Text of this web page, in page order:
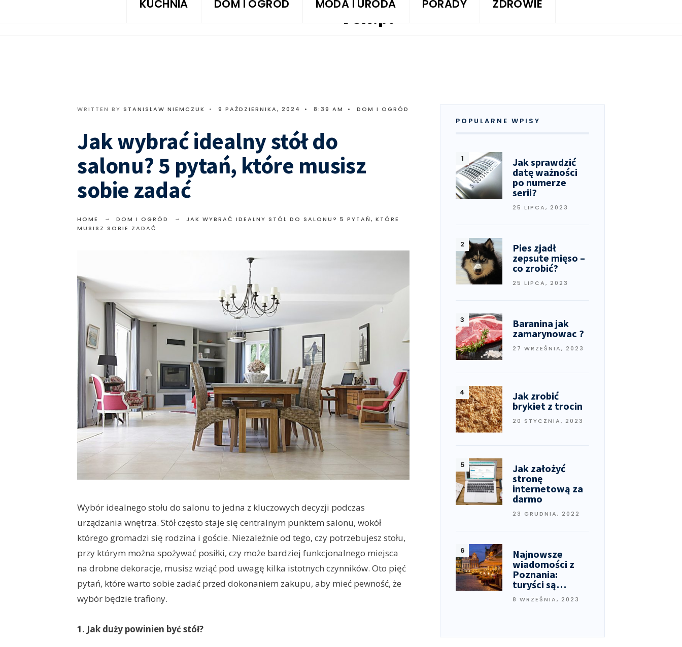
VGH.pl
KUCHNIA DOM I OGRÓD MODA I URODA PORADY ZDROWIE
WRITTEN BY STANISŁAW NIEMCZUK • 9 PAŹDZIERNIKA, 2024 • 8:39 AM • DOM I OGRÓD
Jak wybrać idealny stół do
salonu? 5 pytań, które musisz
sobie zadać
HOME DOM I OGRÓD
JAK WYBRAĆ IDEALNY STÓŁ DO SALONU? 5 PYTAŃ, KTÓRE
MUSISZ SOBIE ZADAĆ
Wybór idealnego stołu do salonu to jedna z kluczowych decyzji podczas
urządzania wnętrza. Stół często staje się centralnym punktem salonu, wokół
którego gromadzi się rodzina i goście. Niezależnie od tego, czy potrzebujesz stołu,
przy którym można spożywać posiłki, czy może bardziej funkcjonalnego miejsca
na drobne dekoracje, musisz wziąć pod uwagę kilka istotnych czynników. Oto pięć
pytań, które warto sobie zadać przed dokonaniem zakupu, aby mieć pewność, że
wybór będzie trafiony.
1. Jak duży powinien być stół?
POPULARNE WPISY
Jak sprawdzić
datę ważności
po numerze
serii?
25 LIPCA, 2023
Pies zjadł
zepsute mięso –
co zrobić?
25 LIPCA, 2023
Baranina jak
zamarynowac ?
27 WRZEŚNIA, 2023
Jak zrobić
brykiet z trocin
20 STYCZNIA, 2023
Jak założyć
stronę
internetową za
darmo
23 GRUDNIA, 2022
Najnowsze
wiadomości z
Poznania:
turyści są…
8 WRZEŚNIA, 2023